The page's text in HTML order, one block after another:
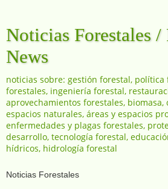
Noticias Forestales /
News
noticias sobre: gestión forestal, política
forestales, ingeniería forestal,
aprovechamientos forestales, biomasa,
espacios naturales, áreas y espacios
enfermedades y plagas forestales,
desarrollo, tecnología forestal,
hídricos, hidrología forestal